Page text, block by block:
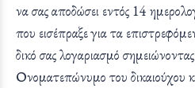
να σας αποδώσει εντός 14
που εισέπραξε για τα
δικό σας λογαριασμό
Ονοματεπώνυμο του δικαιούχου